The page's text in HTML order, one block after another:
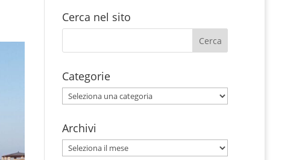
Cerca nel sito
Categorie
Categorie
Archivi
Archivi